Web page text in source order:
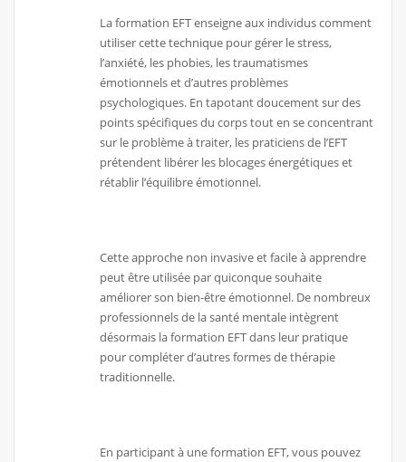
La formation EFT enseigne aux individus comment
utiliser cette technique pour gérer le stress,
l’anxiété, les phobies, les traumatismes
émotionnels et d’autres problèmes
psychologiques. En tapotant doucement sur des
points spécifiques du corps tout en se concentrant
sur le problème à traiter, les praticiens de l’EFT
prétendent libérer les blocages énergétiques et
rétablir l’équilibre émotionnel.
Cette approche non invasive et facile à apprendre
peut être utilisée par quiconque souhaite
améliorer son bien-être émotionnel. De nombreux
professionnels de la santé mentale intègrent
désormais la formation EFT dans leur pratique
pour compléter d’autres formes de thérapie
traditionnelle.
En participant à une formation EFT, vous pouvez